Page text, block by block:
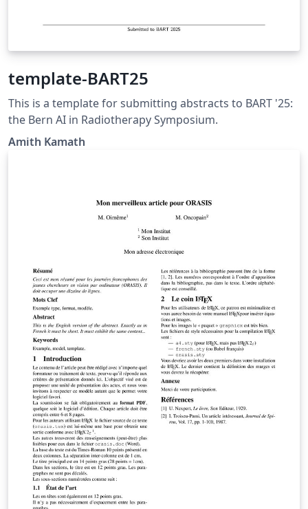
template-BART25
This is a template for submitting abstracts to BART '25:
the Bern AI in Radiotherapy Symposium.
Amith Kamath